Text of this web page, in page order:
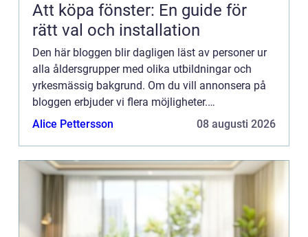
Att köpa fönster: En guide för
rätt val och installation
Den här bloggen blir dagligen läst av personer ur
alla åldersgrupper med olika utbildningar och
yrkesmässig bakgrund. Om du vill annonsera på
bloggen erbjuder vi flera möjligheter.
Bannerannonser är endast ett av alternativen.
Alice Pettersson 08 augusti 2026